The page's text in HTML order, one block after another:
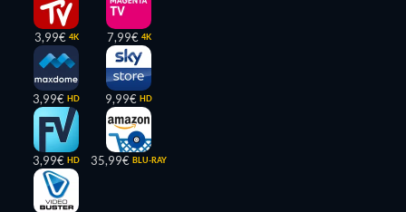
3,99€ 4K
3,99€ HD
3,99€ HD
7,99€ 4K
9,99€ HD
35,99€ BLU-RAY